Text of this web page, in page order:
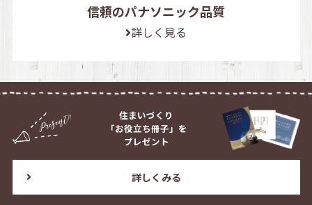
信頼のパナソニック品質
詳しく見る
住まいづくり
「お役立ち冊子」を
プレゼント
詳しくみる